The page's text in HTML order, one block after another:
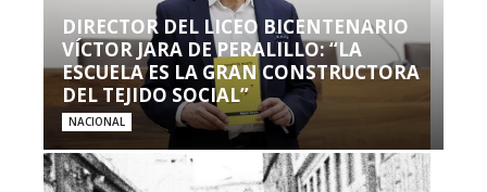
DIRECTOR DEL LICEO BICENTENARIO
VÍCTOR JARA DE PERALILLO: “LA
ESCUELA ES LA GRAN CONSTRUCTORA
DEL TEJIDO SOCIAL”
NACIONAL